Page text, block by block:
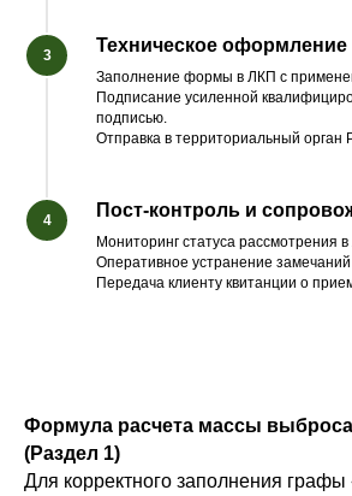
Техническое оформление
Заполнение формы в ЛКП с
Подписание усиленной
подписью.
Отправка в территориальный орган
Пост-контроль и
Мониторинг статуса рассмотрения в
Оперативное устранение
Передача клиенту квитанции о
Формула расчета массы
(Раздел 1)
Для корректного заполнения графы